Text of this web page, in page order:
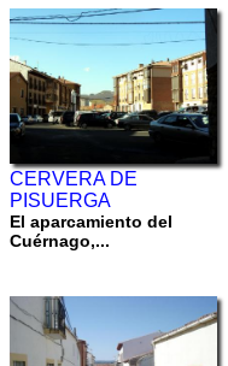
CERVERA DE
PISUERGA
El aparcamiento del
Cuérnago,...